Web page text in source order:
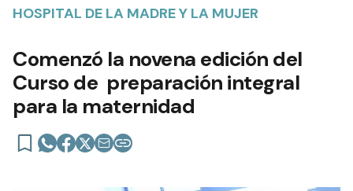
HOSPITAL DE LA MADRE Y LA MUJER
Comenzó la novena edición del
Curso de preparación integral
para la maternidad